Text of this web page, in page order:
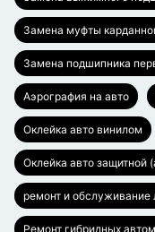
Замена муфты
Замена подшипника
Аэрография на авто
Оклейка авто винилом
Оклейка авто защитной
ремонт и обслуживание
Ремонт гибридных